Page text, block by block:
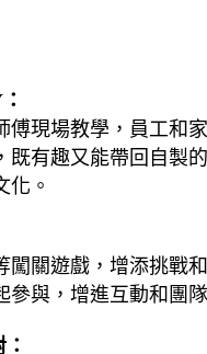
傅現場教學，員工和
既有趣又能帶回自製
化。
闖關遊戲，增添挑戰
參與，增進互動和團